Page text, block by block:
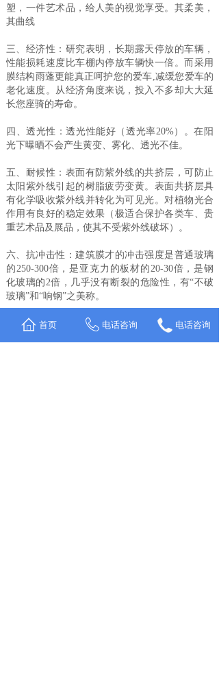
塑，一件艺术品，给人美的视觉享受。其柔美，
其曲线
三、经济性：研究表明，长期露天停放的车辆，
性能损耗速度比车棚内停放车辆快一倍。而采用
膜结构雨蓬更能真正呵护您的爱车,减缓您爱车的
老化速度。从经济角度来说，投入不多却大大延
长您座骑的寿命。
四、透光性：透光性能好（透光率20%）。在阳
光下曝晒不会产生黄变、雾化、透光不佳。
五、耐候性：表面有防紫外线的共挤层，可防止
太阳紫外线引起的树脂疲劳变黄。表面共挤层具
有化学吸收紫外线并转化为可见光。对植物光合
作用有良好的稳定效果（极适合保护各类车、贵
重艺术品及展品，使其不受紫外线破坏）。
六、抗冲击性：建筑膜才的冲击强度是普通玻璃
的250-300倍，是亚克力的板材的20-30倍，是钢
化玻璃的2倍，几乎没有断裂的危险性，有“不破
玻璃”和“响钢”之美称。
七、阻燃性：据GB8624-97测试属阻燃B1级，无
首页 电话咨询 电话咨询